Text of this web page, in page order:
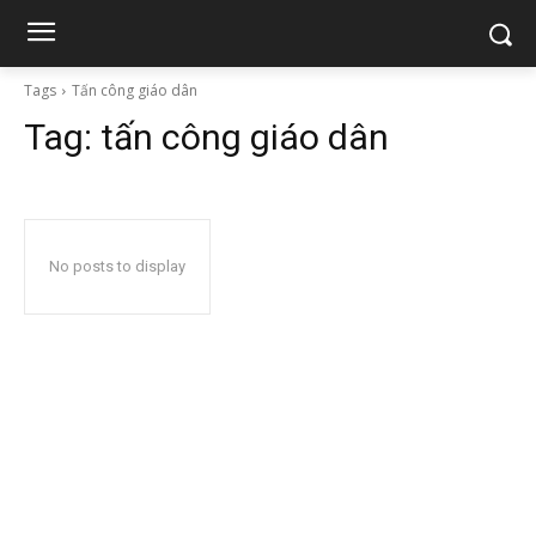
Tags Tấn công giáo dân
Tag: tấn công giáo dân
No posts to display